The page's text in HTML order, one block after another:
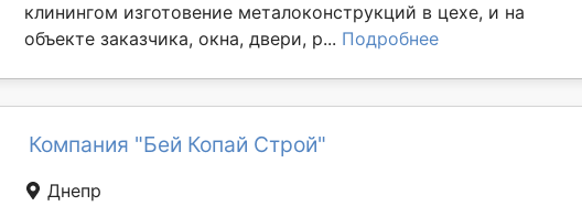
клинингом изготовение металоконструкций в цехе, и на
объекте заказчика, окна, двери, р... Подробнее
Компания "Бей Копай Строй"
Днепр